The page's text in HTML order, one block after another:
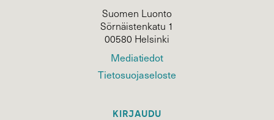
Suomen Luonto
Sörnäistenkatu 1
00580 Helsinki
Mediatiedot
Tietosuojaseloste
KIRJAUDU